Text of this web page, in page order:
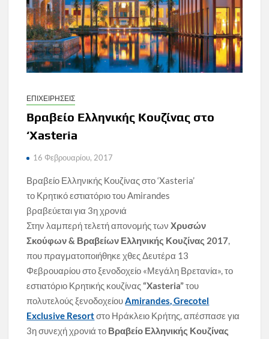
ΕΠΙΧΕΙΡΗΣΕΙΣ
Βραβείο Ελληνικής Κουζίνας στο
‘Xasteria
16 Φεβρουαρίου, 2017
Βραβείο Ελληνικής Κουζίνας στο ‘Xasteria’
το Κρητικό εστιατόριο του Amirandes
βραβεύεται για 3η χρονιά
Στην λαμπερή τελετή απονομής τωνΧρυσών
Σκούφων & Βραβείων Ελληνικής Κουζίνας 2017,
που πραγματοποιήθηκε χθες Δευτέρα 13
Φεβρουαρίου στο ξενοδοχείο «Μεγάλη Βρετανία», το
εστιατόριο Κρητικής κουζίνας“Xasteria”του
πολυτελούς ξενοδοχείουAmirandes, Grecotel
Exclusive Resortστο Ηράκλειο Κρήτης, απέσπασε για
3η συνεχή χρονιά το Βραβείο Ελληνικής Κουζίνας